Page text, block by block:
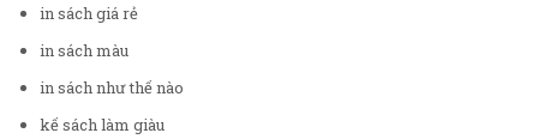
in sách giá rẻ
in sách màu
in sách như thế nào
kế sách làm giàu